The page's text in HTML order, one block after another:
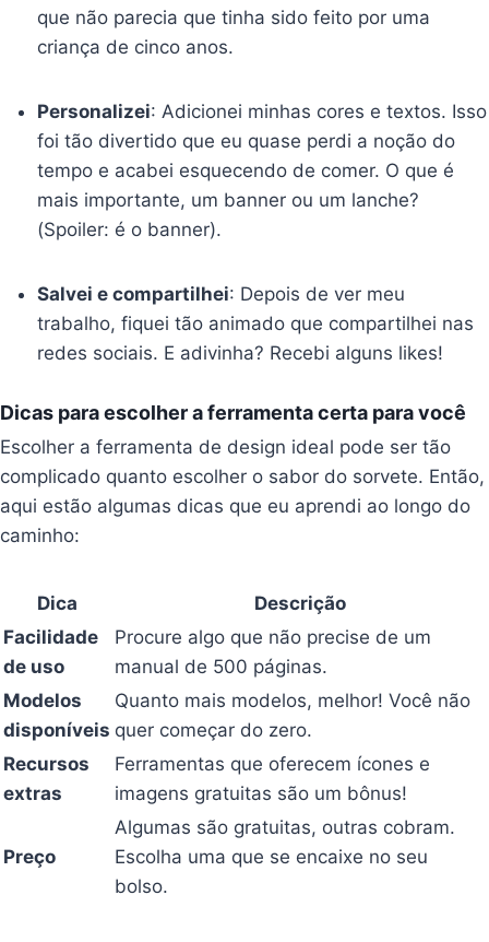
que não parecia que tinha sido feito por uma
criança de cinco anos.
Personalizei: Adicionei minhas cores e textos. Isso
foi tão divertido que eu quase perdi a noção do
tempo e acabei esquecendo de comer. O que é
mais importante, um banner ou um lanche?
(Spoiler: é o banner).
Salvei e compartilhei: Depois de ver meu
trabalho, fiquei tão animado que compartilhei nas
redes sociais. E adivinha? Recebi alguns likes!
Dicas para escolher a ferramenta certa para você
Escolher a ferramenta de design ideal pode ser tão
complicado quanto escolher o sabor do sorvete. Então,
aqui estão algumas dicas que eu aprendi ao longo do
caminho:
Dica
Descrição
Facilidade
de uso
Procure algo que não precise de um
manual de 500 páginas.
Modelos
disponíveis
Quanto mais modelos, melhor! Você não
quer começar do zero.
Recursos
extras
Ferramentas que oferecem ícones e
imagens gratuitas são um bônus!
Preço
Algumas são gratuitas, outras cobram.
Escolha uma que se encaixe no seu
bolso.